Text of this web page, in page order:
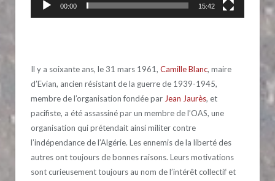
00:00 15:42
Il y a soixante ans, le 31 mars 1961, Camille Blanc, maire
d’Evian, ancien résistant de la guerre de 1939-1945,
membre de l’organisation fondée par Jean Jaurès, et
pacifiste, a été assassiné par un membre de l’OAS, une
organisation qui prétendait ainsi militer contre
l’indépendance de l’Algérie. Les ennemis de la liberté des
autres ont toujours de bonnes raisons. Leurs motivations
sont curieusement toujours au nom de l’intérêt collectif et